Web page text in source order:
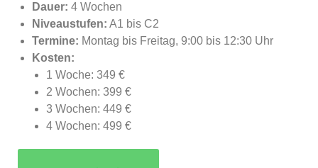
Dauer: 4 Wochen
Niveaustufen: A1 bis C2
Termine: Montag bis Freitag, 9:00 bis 12:30 Uhr
Kosten:
1 Woche: 349 €
2 Wochen: 399 €
3 Wochen: 449 €
4 Wochen: 499 €